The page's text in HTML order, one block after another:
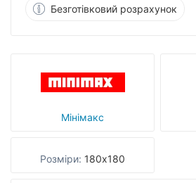
Мінімакс
Розміри: 180x180
Безготівковий розрахунок